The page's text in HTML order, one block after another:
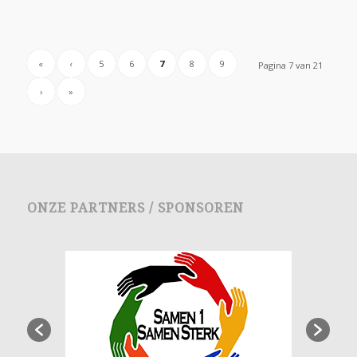
Pagina 7 van 21
« ‹ 5 6 7 8 9
› »
ONZE PARTNERS / SPONSOREN